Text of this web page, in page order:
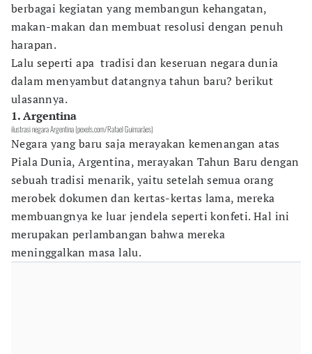
berbagai kegiatan yang membangun kehangatan,
makan-makan dan membuat resolusi dengan penuh
harapan.
Lalu seperti apa tradisi dan keseruan negara dunia
dalam menyambut datangnya tahun baru? berikut
ulasannya.
1. Argentina
ilustrasi negara Argentina (pexels.com/Rafael Guimarães)
Negara yang baru saja merayakan kemenangan atas
Piala Dunia, Argentina, merayakan Tahun Baru dengan
sebuah tradisi menarik, yaitu setelah semua orang
merobek dokumen dan kertas-kertas lama, mereka
membuangnya ke luar jendela seperti konfeti. Hal ini
merupakan perlambangan bahwa mereka
meninggalkan masa lalu.